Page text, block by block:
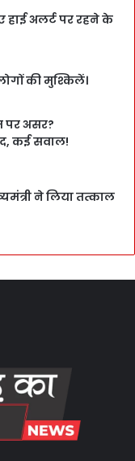
हाई अलर्ट पर रहने के
की मुश्किलें।
पर असर?
कई सवाल!
ने लिया तत्काल